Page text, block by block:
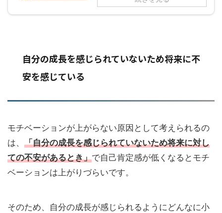
自分の成長を感じられていないため将来に不
安を感じている
モチベーションが上がらない原因として考えられるの
は、 「自分の成長を感じられていないため将来に対し
ての不安があるとき」で自己肯定感が低くなるとモチ
ベーションは上がりづらいです。
そのため、自分の成長が感じられるようにどんなに小